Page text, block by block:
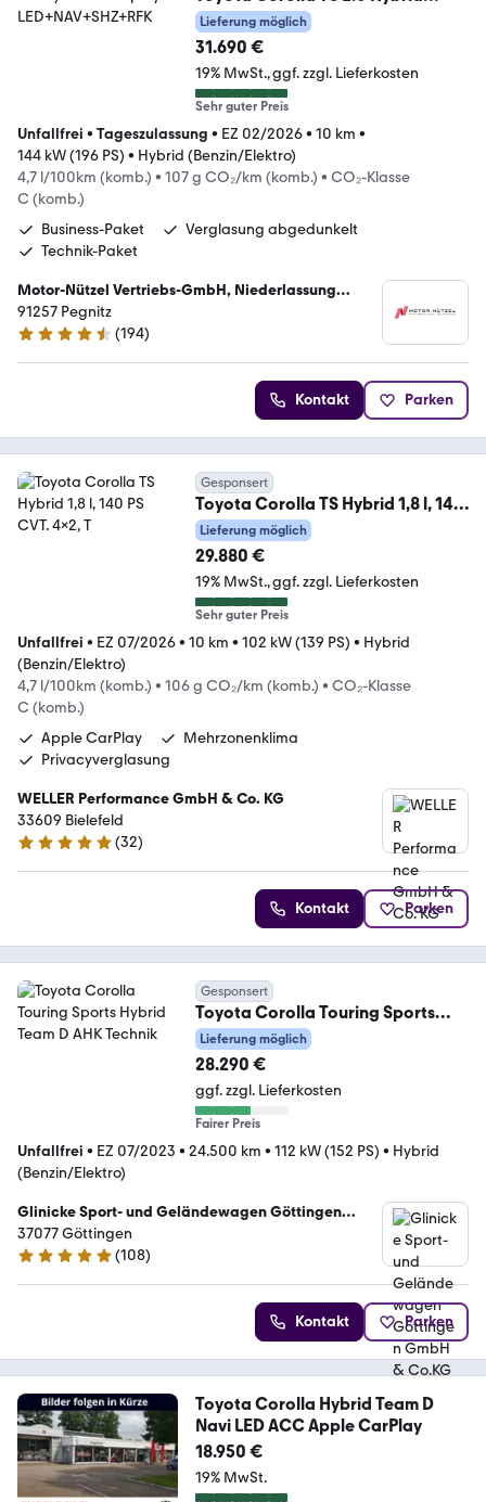
Teamplayer LED+NAV+SHZ+RFK
Lieferung möglich
31.690 €
19% MwSt. ggf. zzgl. Lieferkosten
Sehr guter Preis
Unfallfrei • Tageszulassung • EZ 02/2026• 10 km •
144 kW (196 PS) • Hybrid (Benzin/Elektro)
4,7 l/100km (komb.) • 107 g CO₂/km (komb.) • CO₂-Klasse
C (komb.)
Business-Paket
Verglasung abgedunkelt
Technik-Paket
Motor-Nützel Vertriebs-GmbH, Niederlassung
Pegnitz
91257 Pegnitz
4.7 Sterne
(194)
Kontakt Parken
Gesponsert
Toyota Corolla TS Hybrid 1,8 l, 140
PS CVT. 4x2, T
Lieferung möglich
29.880 €
19% MwSt. ggf. zzgl. Lieferkosten
Sehr guter Preis
Unfallfrei • EZ 07/2026• 10 km • 102 kW (139 PS) • Hybrid
(Benzin/Elektro)
4,7 l/100km (komb.) • 106 g CO₂/km (komb.) • CO₂-Klasse
C (komb.)
Apple CarPlay
Mehrzonenklima
Privacyverglasung
WELLER Performance GmbH & Co. KG
33609 Bielefeld
5 Sterne
(32)
Kontakt Parken
Gesponsert
Toyota Corolla Touring Sports
Hybrid Team D AHK Technik
Lieferung möglich
28.290 €
ggf. zzgl. Lieferkosten
Fairer Preis
Unfallfrei • EZ 07/2023 • 24.500 km • 112 kW (152 PS) • Hybrid
(Benzin/Elektro)
Glinicke Sport- und Geländewagen Göttingen
GmbH & Co.KG
37077 Göttingen
4.9 Sterne
(108)
Kontakt Parken
Toyota Corolla Hybrid Team D
Navi LED ACC Apple CarPlay
18.950 €
19% MwSt.